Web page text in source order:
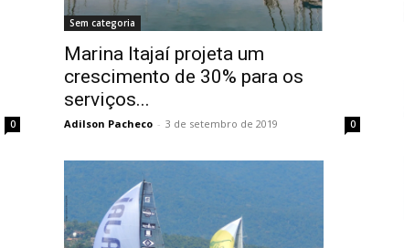
0
Sem categoria
Marina Itajaí projeta um
crescimento de 30% para os
serviços...
Adilson Pacheco - 3 de setembro de 2019 0